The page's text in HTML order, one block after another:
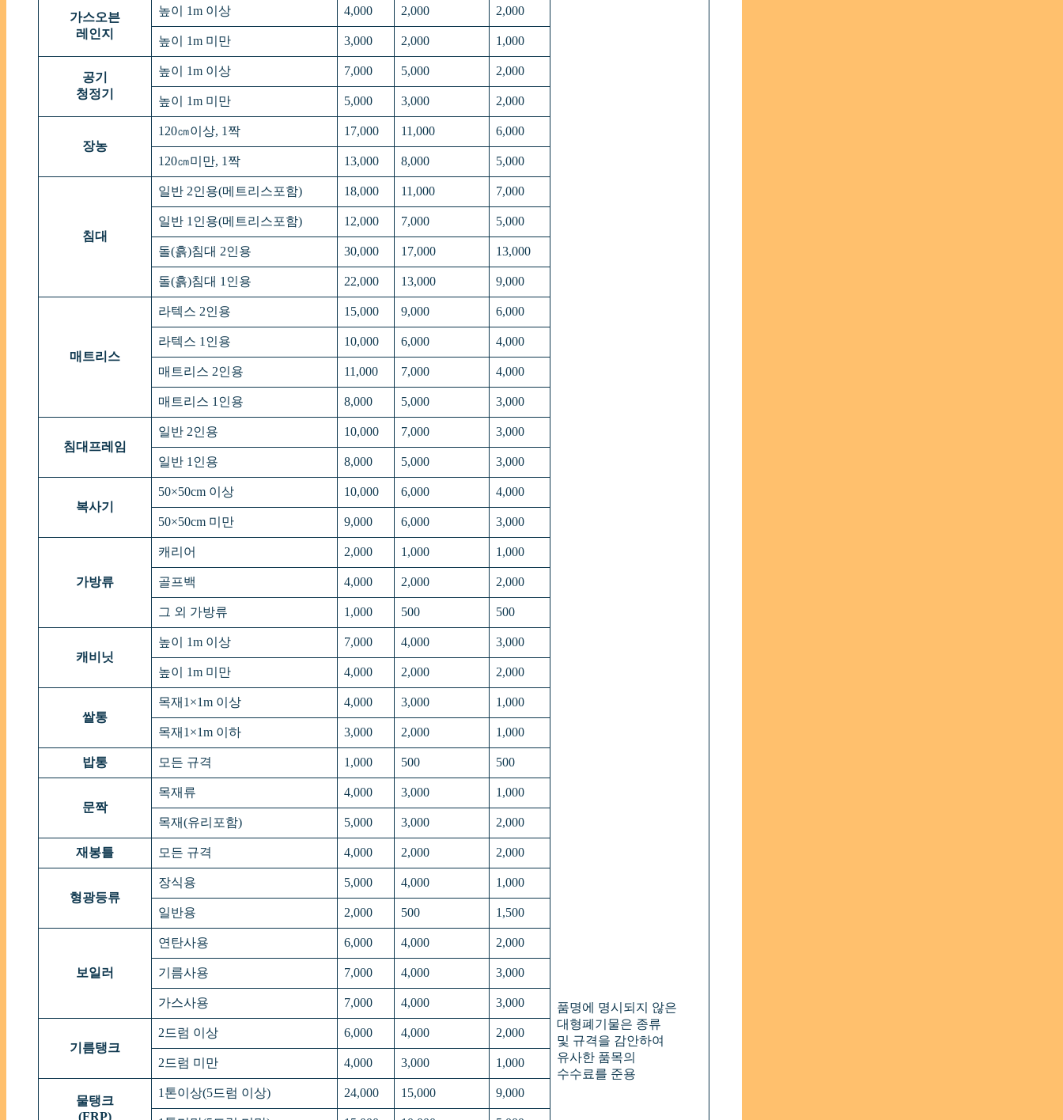
품명에 명시되지 않은
대형폐기물은 종류
및 규격을 감안하여
유사한 품목의
수수료를 준용
가스오븐
레인지
높이 1m 이상 4,000 2,000 2,000
높이 1m 미만 3,000 2,000 1,000
공기
청정기
높이 1m 이상 7,000 5,000 2,000
높이 1m 미만 5,000 3,000 2,000
장농
120㎝이상, 1짝 17,000 11,000 6,000
120㎝미만, 1짝 13,000 8,000 5,000
침대
일반 2인용(메트리스포함) 18,000 11,000 7,000
일반 1인용(메트리스포함) 12,000 7,000 5,000
돌(흙)침대 2인용 30,000 17,000 13,000
돌(흙)침대 1인용 22,000 13,000 9,000
매트리스
라텍스 2인용 15,000 9,000 6,000
라텍스 1인용 10,000 6,000 4,000
매트리스 2인용 11,000 7,000 4,000
매트리스 1인용 8,000 5,000 3,000
침대프레임
일반 2인용 10,000 7,000 3,000
일반 1인용 8,000 5,000 3,000
복사기
50×50cm 이상 10,000 6,000 4,000
50×50cm 미만 9,000 6,000 3,000
가방류
캐리어 2,000 1,000 1,000
골프백 4,000 2,000 2,000
그 외 가방류 1,000 500 500
캐비닛
높이 1m 이상 7,000 4,000 3,000
높이 1m 미만 4,000 2,000 2,000
쌀통
목재1×1m 이상 4,000 3,000 1,000
목재1×1m 이하 3,000 2,000 1,000
밥통 모든 규격 1,000 500 500
문짝
목재류 4,000 3,000 1,000
목재(유리포함) 5,000 3,000 2,000
재봉틀 모든 규격 4,000 2,000 2,000
형광등류
장식용 5,000 4,000 1,000
일반용 2,000 500 1,500
보일러
연탄사용 6,000 4,000 2,000
기름사용 7,000 4,000 3,000
가스사용 7,000 4,000 3,000
기름탱크
2드럼 이상 6,000 4,000 2,000
2드럼 미만 4,000 3,000 1,000
물탱크
(FRP)
1톤이상(5드럼 이상) 24,000 15,000 9,000